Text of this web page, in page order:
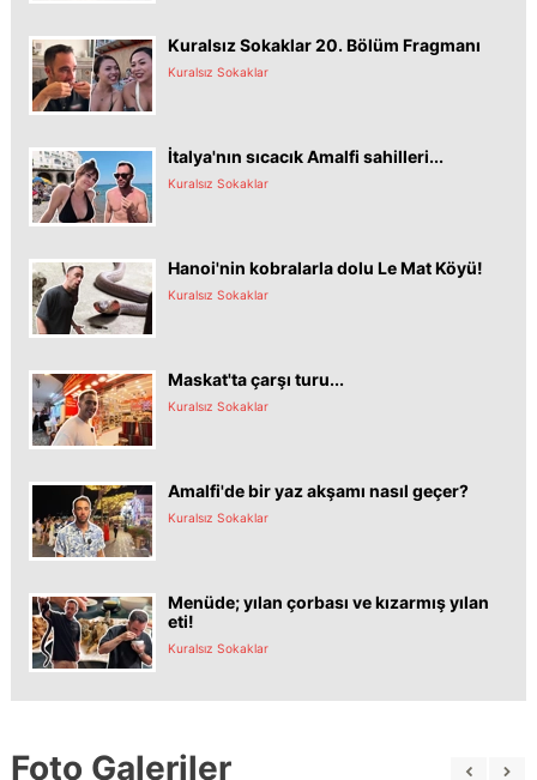
Kuralsız Sokaklar 20. Bölüm Fragmanı
Kuralsız Sokaklar
İtalya'nın sıcacık Amalfi sahilleri...
Kuralsız Sokaklar
Hanoi'nin kobralarla dolu Le Mat Köyü!
Kuralsız Sokaklar
Maskat'ta çarşı turu...
Kuralsız Sokaklar
Amalfi'de bir yaz akşamı nasıl geçer?
Kuralsız Sokaklar
Menüde; yılan çorbası ve kızarmış yılan
eti!
Kuralsız Sokaklar
Foto Galeriler